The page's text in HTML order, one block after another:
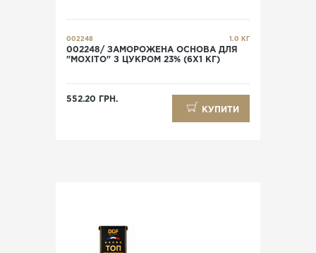
002248 1.0 КГ
002248/ ЗАМОРОЖЕНА ОСНОВА ДЛЯ
"МОХІТО" З ЦУКРОМ 23% (6X1 КГ)
552.20 ГРН.
КУПИТИ